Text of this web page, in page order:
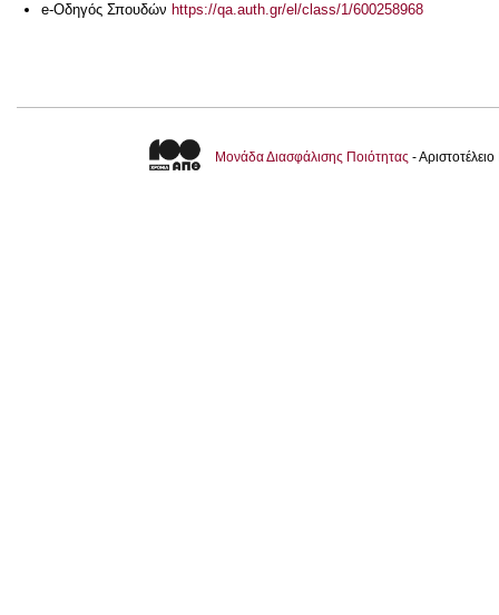
e-Οδηγός Σπουδών https://qa.auth.gr/el/class/1/600258968
Μονάδα Διασφάλισης Ποιότητας -